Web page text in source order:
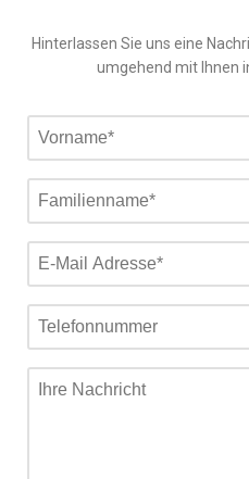
Hinterlassen Sie uns eine
umgehend mit Ihnen